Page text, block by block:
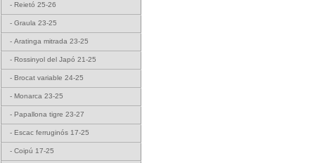
- Reietó 25-26
- Graula 23-25
- Aratinga mitrada 23-25
- Rossinyol del Japó 21-25
- Brocat variable 24-25
- Monarca 23-25
- Papallona tigre 23-27
- Escac ferruginós 17-25
- Coipú 17-25